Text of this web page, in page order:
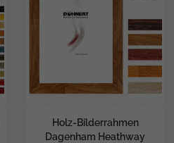
Holz-Bilderrahmen
Dagenham Heathway